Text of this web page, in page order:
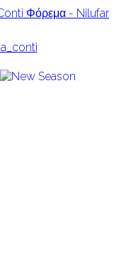
Φόρεμα - Nilufar